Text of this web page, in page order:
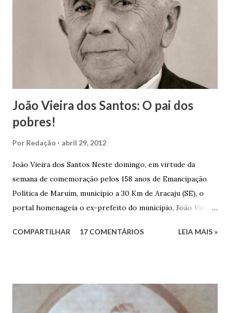
João Vieira dos Santos: O pai dos
pobres!
Por Redação abril 29, 2012
João Vieira dos Santos Neste domingo, em virtude da
semana de comemoração pelos 158 anos de Emancipação
Política de Maruim, município a 30 Km de Aracaju (SE), o
portal homenageia o ex-prefeito do município, João Vieira
Vieira dos Santos e Arlinda Barroso dos Santos, nasceu em
infância pobre, João Vieira não pôde se dedicar aos
estudos, e então passou a colocar o trabalho em primeiro
COMPARTILHAR 17 COMENTÁRIOS LEIA MAIS »